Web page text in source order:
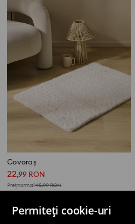
Permiteți cookie-uri
Covoraș
22,99 RON
Preț normal 45,99RON
Cel mai mic preț din ultimele 30 de zile29,99RON